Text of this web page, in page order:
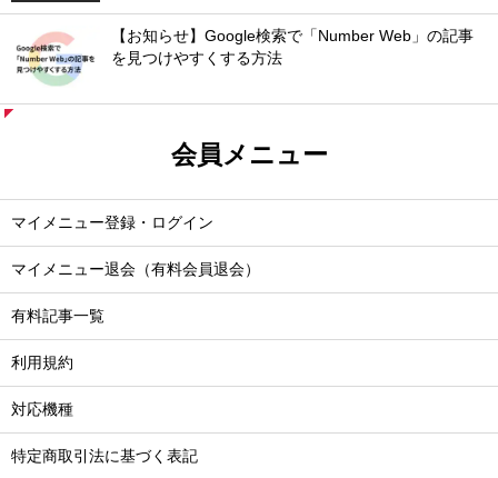
【お知らせ】Google検索で「Number Web」の記事
を見つけやすくする方法
会員メニュー
マイメニュー登録・ログイン
マイメニュー退会（有料会員退会）
有料記事一覧
利用規約
対応機種
特定商取引法に基づく表記